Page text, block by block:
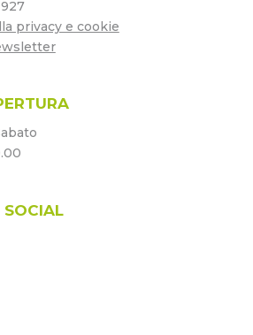
privacy e cookie
SOCIAL